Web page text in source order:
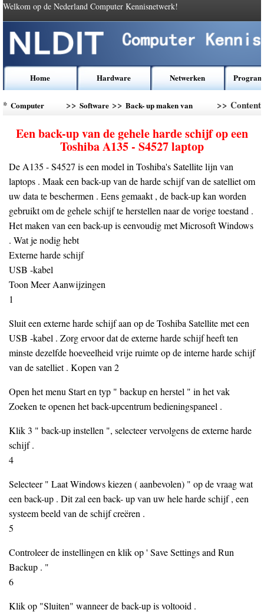
Welkom op de Nederland Computer Kennisnetwerk!
Home Hardware Netwerken
* Computer
>> Software>> Back- up maken van
>> Content
Een back-up van de gehele harde schijf op een
Toshiba A135 - S4527 laptop
De A135 - S4527 is een model in Toshiba's Satellite lijn van
laptops . Maak een back-up van de harde schijf van de satelliet om
uw data te beschermen . Eens gemaakt , de back-up kan worden
gebruikt om de gehele schijf te herstellen naar de vorige toestand .
Het maken van een back-up is eenvoudig met Microsoft Windows
. Wat je nodig hebt
Externe harde schijf
USB -kabel
Toon Meer Aanwijzingen
1
Sluit een externe harde schijf aan op de Toshiba Satellite met een
USB -kabel . Zorg ervoor dat de externe harde schijf heeft ten
minste dezelfde hoeveelheid vrije ruimte op de interne harde schijf
van de satelliet . Kopen van 2
Open het menu Start en typ " backup en herstel " in het vak
Zoeken te openen het back-upcentrum bedieningspaneel .
Klik 3 " back-up instellen ", selecteer vervolgens de externe harde
schijf .
4
Selecteer " Laat Windows kiezen ( aanbevolen) " op de vraag wat
een back-up . Dit zal een back- up van uw hele harde schijf , een
systeem beeld van de schijf creëren .
5
Controleer de instellingen en klik op ' Save Settings and Run
Backup . "
6
Klik op "Sluiten" wanneer de back-up is voltooid .